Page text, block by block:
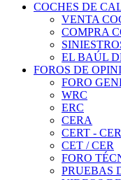
COCHES DE
VENTA
COMPRA
EL BAÚL
FOROS DE
FORO
WRC
ERC
CERA
CERT -
CET / CER
FORO
PRUEBAS